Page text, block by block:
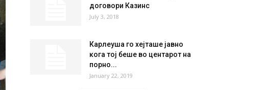
Студенти собрале пари за
омилениот хигиеничар од
September 22, 2018
ВИДЕО: Страшна ХОРОР
повреда – фудбалер го скрши